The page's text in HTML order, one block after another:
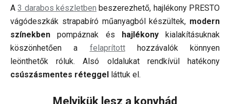
A3 darabos készletben beszerezhető, hajlékony PRESTO
vágódeszkák strapabíró műanyagból készültek, modern
színekben pompáznak és hajlékonykialakításuknak
köszönhetően a felaprítotthozzávalók könnyen
leönthetők róluk. Alsó oldalukat rendkívül hatékony
csúszásmentes réteggel láttuk el.
Melyikük lesz a konyhád